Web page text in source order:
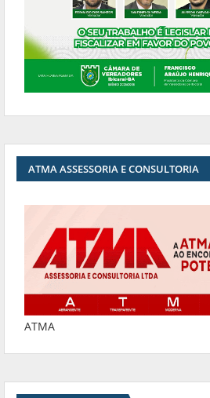
ATMA ASSESSORIA E CONSULTORIA
ATMA